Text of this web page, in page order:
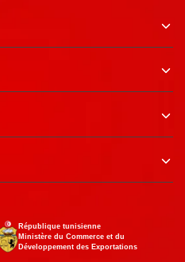
République tunisienne
Ministère du Commerce et du
Développement des Exportations